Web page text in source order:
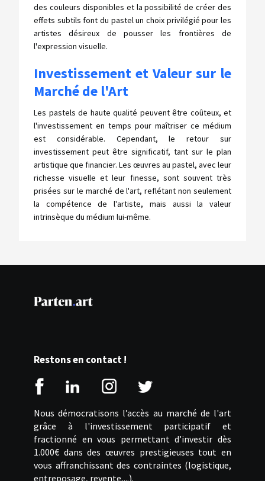
des couleurs disponibles et la possibilité de créer des
effets subtils font du pastel un choix privilégié pour les
artistes désireux de pousser les frontières de
l'expression visuelle.
Investissement et Valeur sur le
Marché de l'Art
Les pastels de haute qualité peuvent être coûteux, et
l'investissement en temps pour maîtriser ce médium
est considérable. Cependant, le retour sur
investissement peut être significatif, tant sur le plan
artistique que financier. Les œuvres au pastel, avec leur
richesse visuelle et leur finesse, sont souvent très
prisées sur le marché de l'art, reflétant non seulement
la compétence de l'artiste, mais aussi la valeur
intrinsèque du médium lui-même.
Restons en contact !
Nous démocratisons l’accès au marché de l'art
grâce à l'investissement participatif et
fractionné en vous permettant d’investir dès
1.000€ dans des œuvres prestigieuses tout en
vous affranchissant des contraintes (logistique,
entreposage, revente,...).